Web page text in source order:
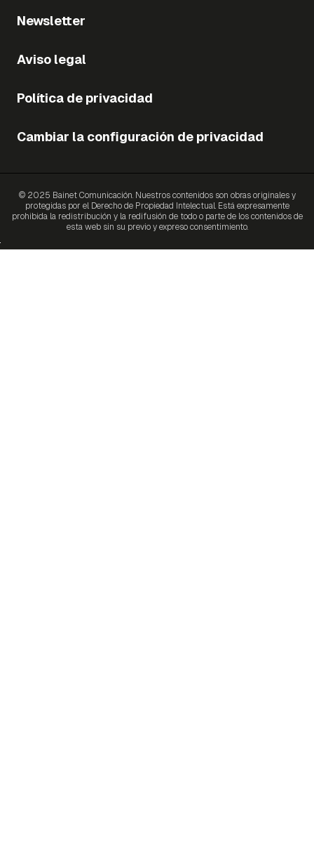
Newsletter
Aviso legal
Política de privacidad
Cambiar la configuración de privacidad
© 2025 Bainet Comunicación. Nuestros contenidos son obras originales y
protegidas por el Derecho de Propiedad Intelectual. Está expresamente
prohibida la redistribución y la redifusión de todo o parte de los contenidos de
esta web sin su previo y expreso consentimiento.